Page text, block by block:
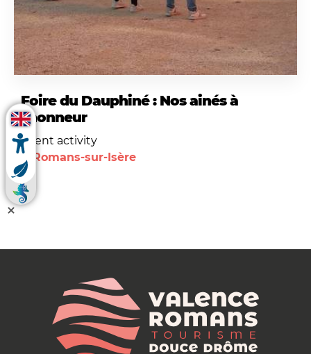
Foire du Dauphiné : Nos ainés à
l'honneur
Event activity
Romans-sur-Isère